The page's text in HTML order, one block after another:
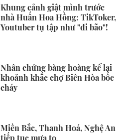
Khung cảnh giật mình trước
nhà Huấn Hoa Hồng: TikToker,
Youtuber tụ tập như "đi bão"!
Nhân chứng bàng hoàng kể lại
khoảnh khắc chợ Biên Hòa bốc
cháy
Miền Bắc, Thanh Hoá, Nghệ An
tiếp tục mưa to